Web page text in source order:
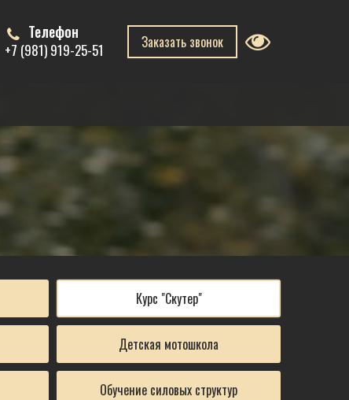
Телефон
+7 (981) 919-25-51 Заказать звонок
Курс "Скутер"
Детская мотошкола
Обучение силовых структур